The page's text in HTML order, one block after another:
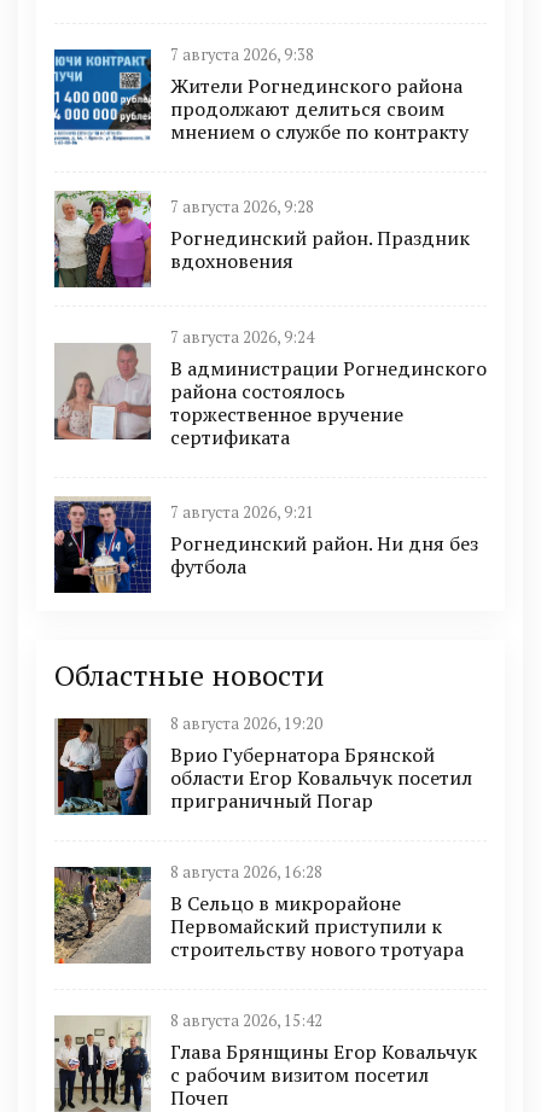
7 августа 2026, 9:38
Жители Рогнединского района
продолжают делиться своим
мнением о службе по контракту
7 августа 2026, 9:28
Рогнединский район. Праздник
вдохновения
7 августа 2026, 9:24
В администрации Рогнединского
района состоялось
торжественное вручение
сертификата
7 августа 2026, 9:21
Рогнединский район. Ни дня без
футбола
Областные новости
8 августа 2026, 19:20
Врио Губернатора Брянской
области Егор Ковальчук посетил
приграничный Погар
8 августа 2026, 16:28
В Сельцо в микрорайоне
Первомайский приступили к
строительству нового тротуара
8 августа 2026, 15:42
Глава Брянщины Егор Ковальчук
с рабочим визитом посетил
Почеп